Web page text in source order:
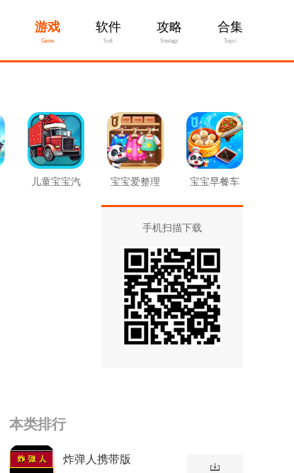
游戏
Game
软件
Soft
攻略
Stratagy
合集
Topic
儿童宝宝汽
宝宝爱整理 宝宝早餐车
手机扫描下载
本类排行
炸弹人携带版